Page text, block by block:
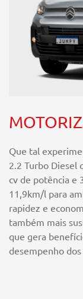
Que tal
2.2 Turbo Diesel
cv de potência e
11,9km/l para
rapidez e
também mais
que gera
desempenho